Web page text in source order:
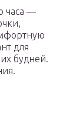
часа —
для
будней.